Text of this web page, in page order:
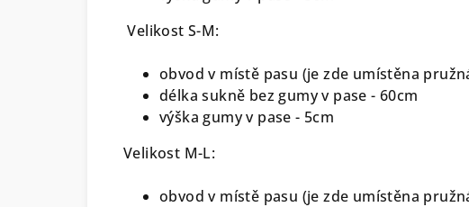
Velikost S-M:
obvod v místě pasu (je zde umístěna
délka sukně bez gumy v pase - 60cm
výška gumy v pase - 5cm
Velikost M-L:
obvod v místě pasu (je zde umístěna